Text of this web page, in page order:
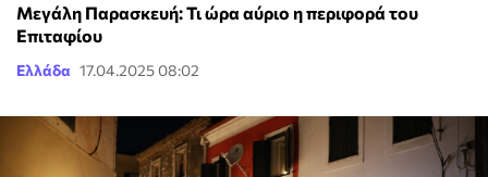
Μεγάλη Παρασκευή: Τι ώρα αύριο η περιφορά του
Επιταφίου
Ελλάδα 17.04.2025 08:02